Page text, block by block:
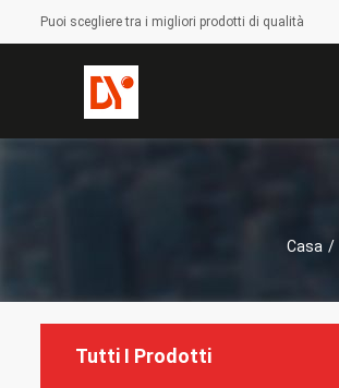
Puoi scegliere tra i migliori prodotti di qualità
Casa /
Tutti I Prodotti